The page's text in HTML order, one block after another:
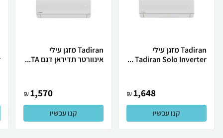
Tadiran מזגן עילי
Tadiran Solo Inverter ...
1,648
₪
קנו עכשיו
Tadiran מזגן עילי
אינוורטר תדיראן דגם TA...
1,570
₪
קנו עכשיו